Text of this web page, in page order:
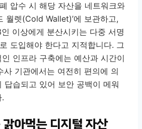
압수 시 해당 자산을 네트워크와
월렛(Cold Wallet)’에 보관하고,
이상에게 분산시키는 다중 서명
도입해야 한다고 지적합니다. 그
인프라 구축에는 예산과 시간이
사 기관에서는 여전히 편의에 의
답습되고 있어 보안 공백이 메워
아먹는 디지털 자산